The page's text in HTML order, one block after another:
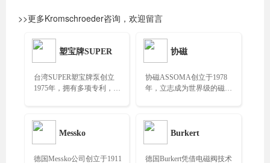
>>更多Kromschroeder咨询，欢迎留言
塑宝牌SUPER
台湾SUPER塑宝牌泵创立
1975年，拥有多项专利，全
协磁
协磁ASSOMA创立于1978
年，立志成为世界级的磁力
Messko
德国Messko公司创立于1911
Burkert
德国Burkert凭借电磁阀技术